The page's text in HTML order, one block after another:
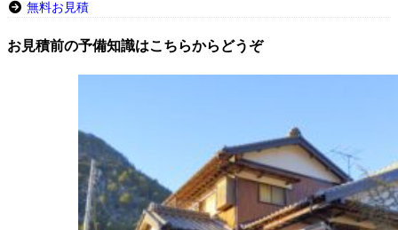
無料お見積
お見積前の予備知識はこちらからどうぞ